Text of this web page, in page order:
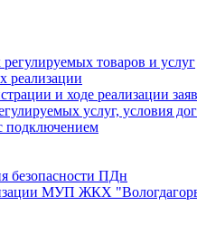
товаров и услуг
реализации
и ходе реализации
услуг, условия
подключением
безопасности ПДн
МУП ЖКХ